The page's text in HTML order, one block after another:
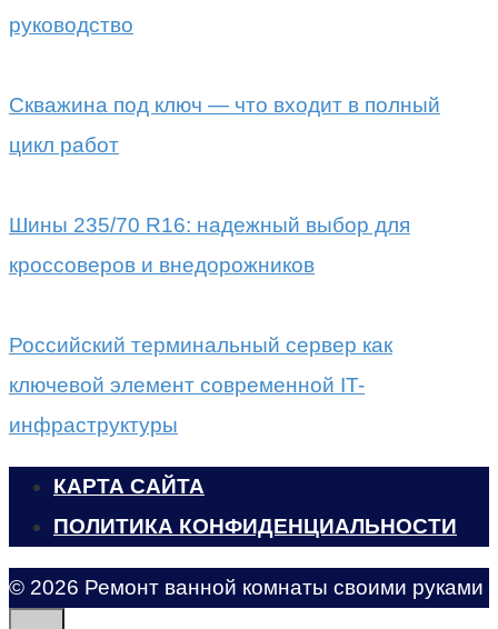
руководство
Скважина под ключ — что входит в полный
цикл работ
Шины 235/70 R16: надежный выбор для
кроссоверов и внедорожников
Российский терминальный сервер как
ключевой элемент современной IT-
инфраструктуры
КАРТА САЙТА
ПОЛИТИКА КОНФИДЕНЦИАЛЬНОСТИ
© 2026 Ремонт ванной комнаты своими руками